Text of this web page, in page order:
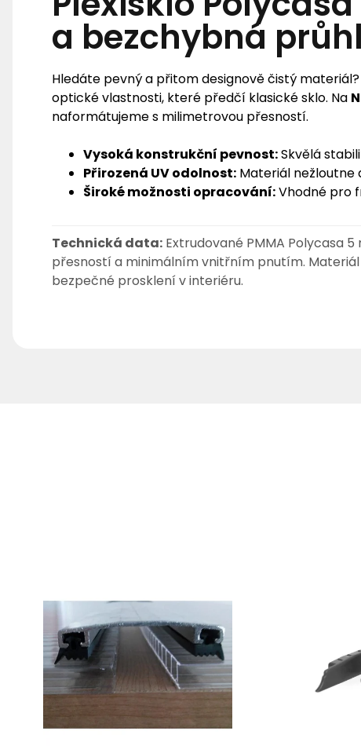
a bezchybná
Hledáte pevný a přitom designově čistý
optické vlastnosti, které předčí klasické sklo. Na
naformátujeme s milimetrovou přesností.
Vysoká konstrukční pevnost:Skvělá
Přirozená UV odolnost: Materiál nežloutne
Široké možnosti opracování:Vhodné pro
Technická data: Extrudované PMMA Polycasa
přesností a minimálním vnitřním pnutím.
bezpečné prosklení v interiéru.